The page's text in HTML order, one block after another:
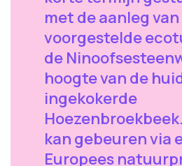
met de aanleg
voorgestelde
de
hoogte van de
ingekokerde
kan gebeuren via
Europees